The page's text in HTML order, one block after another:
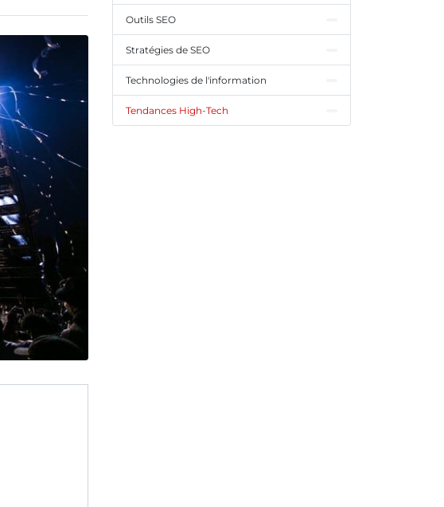
Outils SEO
Stratégies de SEO
Technologies de l'information
Tendances High-Tech